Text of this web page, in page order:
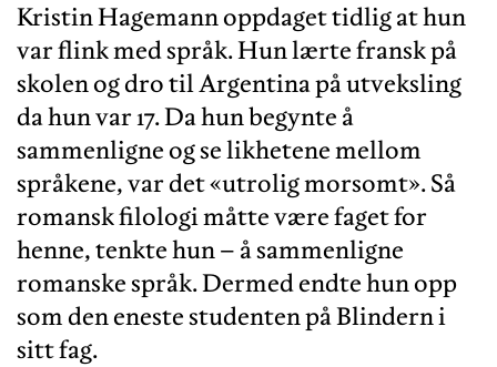
Kristin Hagemann oppdaget tidlig at hun
var flink med språk. Hun lærte fransk på
skolen og dro til Argentina på utveksling
da hun var 17. Da hun begynte å
sammenligne og se likhetene mellom
språkene, var det «utrolig morsomt». Så
romansk filologi måtte være faget for
henne, tenkte hun – å sammenligne
romanske språk. Dermed endte hun opp
som den eneste studenten på Blindern i
sitt fag.